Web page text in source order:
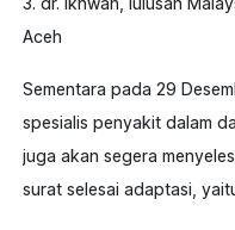
Aceh
Sementara pada 29
spesialis penyakit dalam
juga akan segera
surat selesai adaptasi,